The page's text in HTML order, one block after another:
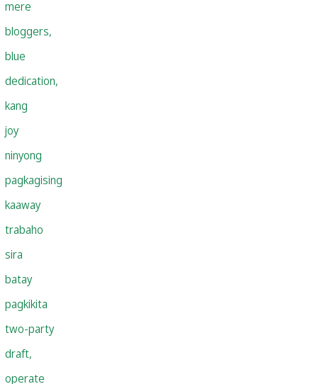
mere
bloggers,
blue
dedication,
kang
joy
ninyong
pagkagising
kaaway
trabaho
sira
batay
pagkikita
two-party
draft,
operate